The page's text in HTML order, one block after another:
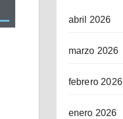
abril 2026
marzo 2026
febrero 2026
enero 2026